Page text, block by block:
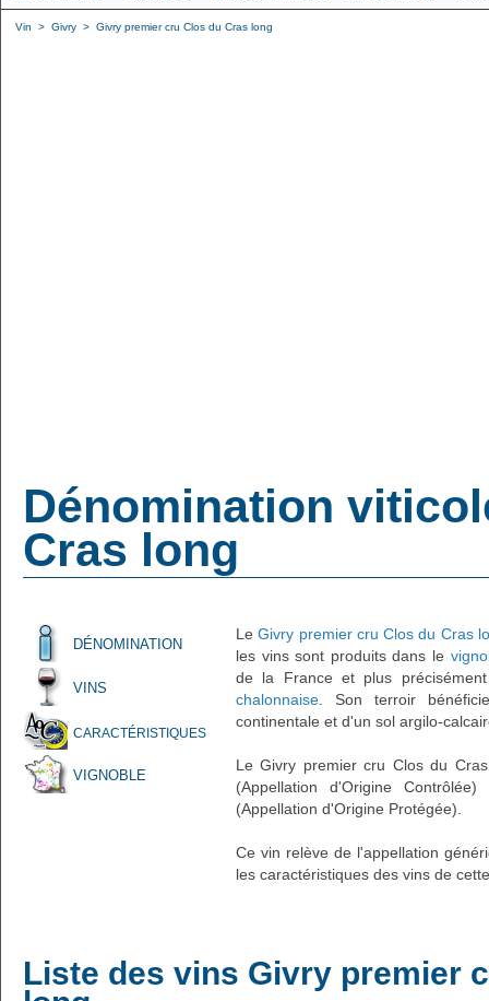
Vin > Givry > Givry premier cru Clos du Cras long
Dénomination
Cras long
DÉNOMINATION
VINS
CARACTÉRISTIQUES
VIGNOBLE
LeGivry premier cru Clos du Cras
les vins sont produits dans le
de la France et plus
chalonnaise . Son terroir
continentale et d'un sol argilo-
Le Givry premier cru Clos du
(Appellation d'Origine
(Appellation d'Origine Protégée).
Ce vin relève de l'appellation
les caractéristiques des vins de
Liste des vins Givry premier